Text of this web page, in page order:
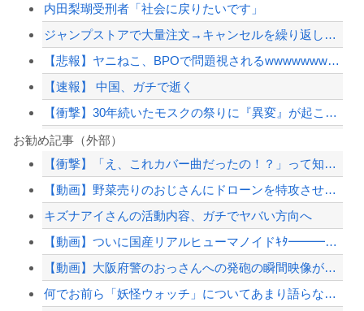
内田梨瑚受刑者「社会に戻りたいです」
ジャンプストアで大量注文→キャンセルを繰り返した女を逮捕 「注文で欲求が満たされ...
【悲報】ヤニねこ、BPOで問題視されるwwwwwwwwwwwwwwwwwwwww...
【速報】 中国、ガチで逝く
【衝撃】30年続いたモスクの祭りに『異変』が起こる・・・・・
【豪速球】星街すいせいの始球式ｗ
「ジャニーさんとつかこうへい氏は同じ」少年隊・錦織一清が明かすレジェンドの共通点...
【有能】政府「トラックはサービスエリア利用有料化すればサボらず走るし流問題解決じ...
【配信者】「金バエ」のSNS更新が1週間途絶え、様々な憶測が飛び交う。1週間ぶり...
【緊急速報】NYで警官が黒人男性の首を絞め、暴動第二波不可避へ
お勧め記事（外部）
【衝撃】「え、これカバー曲だったの！？」って知って驚いた曲あげてけ
【動画】野菜売りのおじさんにドローンを特攻させるおそロシア。
キズナアイさんの活動内容、ガチでヤバい方向へ
【動画】ついに国産リアルヒューマノイドｷﾀ━━━━━━(ﾟ∀ﾟ)━━━━━━ !...
【動画】大阪府警のおっさんへの発砲の瞬間映像が公開される。当然のように無抵抗だっ...
何でお前ら「妖怪ウォッチ」についてあまり語らないの